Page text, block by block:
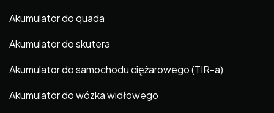
Akumulator do quada
Akumulator do skutera
Akumulator do samochodu ciężarowego (TIR-a)
Akumulator do wózka widłowego